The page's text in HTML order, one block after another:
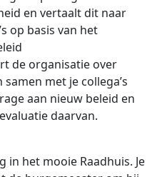
en vertaalt dit naar
op basis van het
de organisatie over
met je collega’s
aan nieuw beleid en
daarvan.
in het mooie Raadhuis. Je